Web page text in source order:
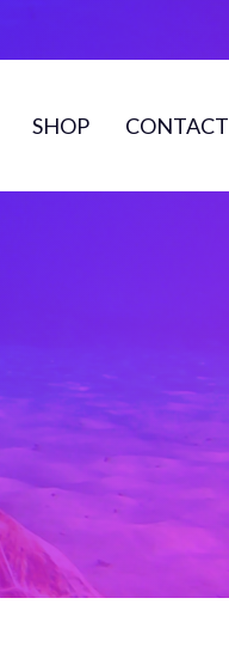
SHOP CONTACT